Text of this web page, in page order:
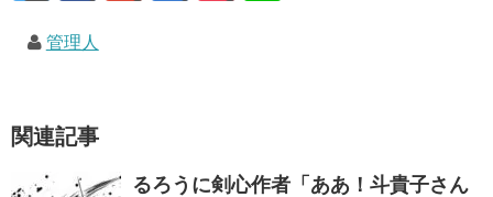
管理人
関連記事
るろうに剣心作者「ああ！斗貴子さん